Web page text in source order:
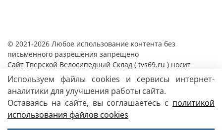
© 2021-2026 Любое использование контента без
письменного разрешения запрещено
Cайт Тверской Велосипедный Склад ( tvs69.ru ) носит
исключительно информационный характер и ни при каких
условиях информация, цены и иные материалы
размещенные на сайте, не являются публичной офертой,
определяемой положениями Статьи 437 Гражданского
кодекса РФ.
Используем файлы cookies и сервисы интернет-
аналитики для улучшения работы сайта.
Оставаясь на сайте, вы соглашаетесь с политикой
использования файлов сookies